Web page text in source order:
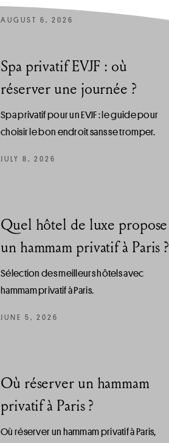
AUGUST 6, 2026
Spa privatif EVJF : où
réserver une journée ?
Spa privatif pour un EVJF : le guide pour
choisir le bon endroit sans se tromper.
JULY 8, 2026
Quel hôtel de luxe propose
un hammam privatif à Paris ?
Sélection des meilleurs hôtels avec
hammam privatif à Paris.
JUNE 5, 2026
Où réserver un hammam
privatif à Paris ?
Où réserver un hammam privatif à Paris,